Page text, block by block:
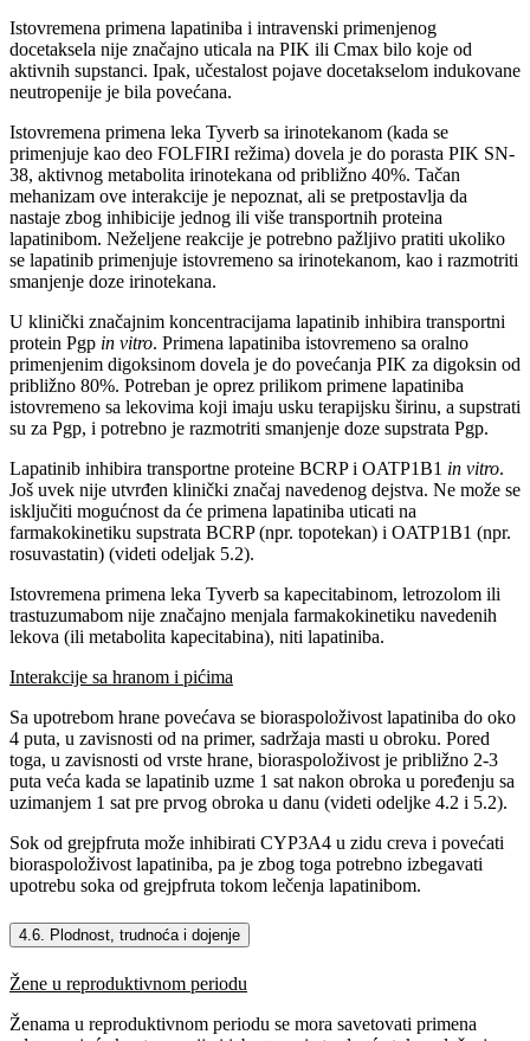
Istovremena primena lapatiniba i intravenski primenjenog
docetaksela nije značajno uticala na PIK ili Cmax bilo koje od
aktivnih supstanci. Ipak, učestalost pojave docetakselom indukovane
neutropenije je bila povećana.
Istovremena primena leka Tyverb sa irinotekanom (kada se
primenjuje kao deo FOLFIRI režima) dovela je do porasta PIK SN-
38, aktivnog metabolita irinotekana od približno 40%. Tačan
mehanizam ove interakcije je nepoznat, ali se pretpostavlja da
nastaje zbog inhibicije jednog ili više transportnih proteina
lapatinibom. Neželjene reakcije je potrebno pažljivo pratiti ukoliko
se lapatinib primenjuje istovremeno sa irinotekanom, kao i razmotriti
smanjenje doze irinotekana.
U klinički značajnim koncentracijama lapatinib inhibira transportni
protein Pgp in vitro. Primena lapatiniba istovremeno sa oralno
primenjenim digoksinom dovela je do povećanja PIK za digoksin od
približno 80%. Potreban je oprez prilikom primene lapatiniba
istovremeno sa lekovima koji imaju usku terapijsku širinu, a supstrati
su za Pgp, i potrebno je razmotriti smanjenje doze supstrata Pgp.
Lapatinib inhibira transportne proteine BCRP i OATP1B1 in vitro.
Još uvek nije utvrđen klinički značaj navedenog dejstva. Ne može se
isključiti mogućnost da će primena lapatiniba uticati na
farmakokinetiku supstrata BCRP (npr. topotekan) i OATP1B1 (npr.
rosuvastatin) (videti odeljak 5.2).
Istovremena primena leka Tyverb sa kapecitabinom, letrozolom ili
trastuzumabom nije značajno menjala farmakokinetiku navedenih
lekova (ili metabolita kapecitabina), niti lapatiniba.
Interakcije sa hranom i pićima
Sa upotrebom hrane povećava se bioraspoloživost lapatiniba do oko
4 puta, u zavisnosti od na primer, sadržaja masti u obroku. Pored
toga, u zavisnosti od vrste hrane, bioraspoloživost je približno 2-3
puta veća kada se lapatinib uzme 1 sat nakon obroka u poređenju sa
uzimanjem 1 sat pre prvog obroka u danu (videti odeljke 4.2 i 5.2).
Sok od grejpfruta može inhibirati CYP3A4 u zidu creva i povećati
bioraspoloživost lapatiniba, pa je zbog toga potrebno izbegavati
upotrebu soka od grejpfruta tokom lečenja lapatinibom.
4.6. Plodnost, trudnoća i dojenje
Žene u reproduktivnom periodu
Ženama u reproduktivnom periodu se mora savetovati primena